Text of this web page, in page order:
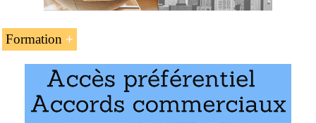
Formation
L’unité d’enseignement « L’accord Mexique-AELE
fait partie des programmes de l’EENI Global Business
School :